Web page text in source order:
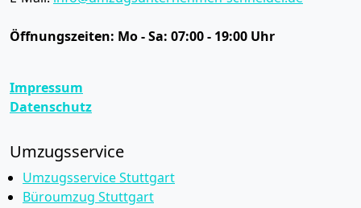
Öffnungszeiten: Mo - Sa: 07:00 - 19:00 Uhr
Impressum
Datenschutz
Umzugsservice
Umzugsservice Stuttgart
Büroumzug Stuttgart